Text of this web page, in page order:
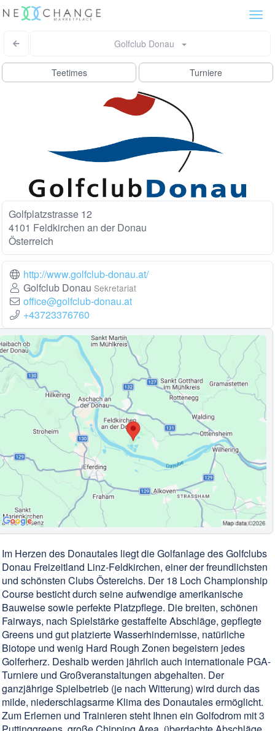
Golfclub Donau
Teetimes Turniere
Golfplatzstrasse 12
4101 Feldkirchen an der Donau
Österreich
http://www.golfclub-donau.at/
Golfclub Donau Sekretariat
office@golfclub-donau.at
+43723376760
Im Herzen des Donautales liegt die Golfanlage des Golfclubs
Donau Freizeitland Linz-Feldkirchen, einer der freundlichsten
und schönsten Clubs Östereichs. Der 18 Loch Championship
Course besticht durch seine aufwendige amerikanische
Bauweise sowie perfekte Platzpflege. Die breiten, schönen
Fairways, nach Spielstärke gestaffelte Abschläge, gepflegte
Greens und gut platzierte Wasserhindernisse, natürliche
Biotope und wenig Hard Rough Zonen begeistern jedes
Golferherz. Deshalb werden jährlich auch internationale PGA-
Turniere und Großveranstaltungen abgehalten. Der
ganzjährige Spielbetrieb (je nach Witterung) wird durch das
milde, niederschlagsarme Klima des Donautales ermöglicht.
Zum Erlernen und Trainieren steht Ihnen ein Golfodrom mit 3